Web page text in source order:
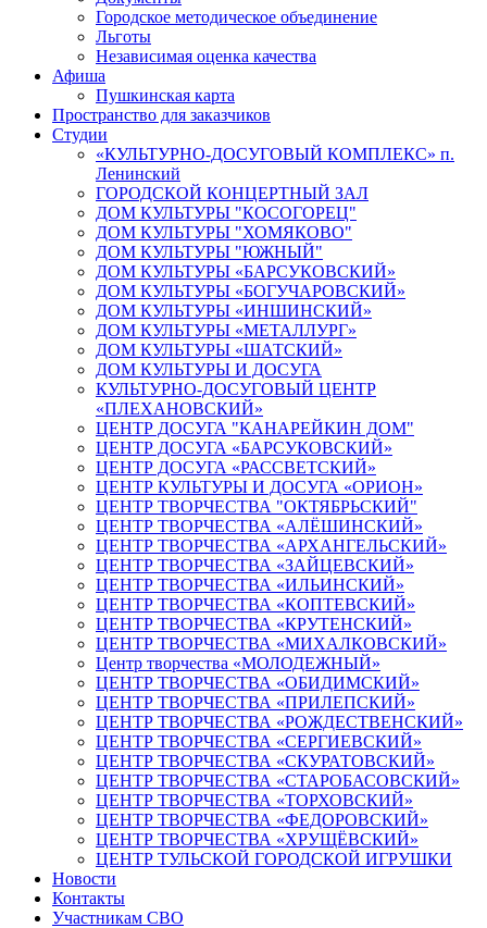
Городское методическое объединение
Льготы
Независимая оценка качества
Афиша
Пушкинская карта
Пространство для заказчиков
Студии
«КУЛЬТУРНО-ДОСУГОВЫЙ КОМПЛЕКС» п.
Ленинский
ГОРОДСКОЙ КОНЦЕРТНЫЙ ЗАЛ
ДОМ КУЛЬТУРЫ "КОСОГОРЕЦ"
ДОМ КУЛЬТУРЫ "ХОМЯКОВО"
ДОМ КУЛЬТУРЫ "ЮЖНЫЙ"
ДОМ КУЛЬТУРЫ «БАРСУКОВСКИЙ»
ДОМ КУЛЬТУРЫ «БОГУЧАРОВСКИЙ»
ДОМ КУЛЬТУРЫ «ИНШИНСКИЙ»
ДОМ КУЛЬТУРЫ «МЕТАЛЛУРГ»
ДОМ КУЛЬТУРЫ «ШАТСКИЙ»
ДОМ КУЛЬТУРЫ И ДОСУГА
КУЛЬТУРНО-ДОСУГОВЫЙ ЦЕНТР
«ПЛЕХАНОВСКИЙ»
ЦЕНТР ДОСУГА "КАНАРЕЙКИН ДОМ"
ЦЕНТР ДОСУГА «БАРСУКОВСКИЙ»
ЦЕНТР ДОСУГА «РАССВЕТСКИЙ»
ЦЕНТР КУЛЬТУРЫ И ДОСУГА «ОРИОН»
ЦЕНТР ТВОРЧЕСТВА "ОКТЯБРЬСКИЙ"
ЦЕНТР ТВОРЧЕСТВА «АЛЁШИНСКИЙ»
ЦЕНТР ТВОРЧЕСТВА «АРХАНГЕЛЬСКИЙ»
ЦЕНТР ТВОРЧЕСТВА «ЗАЙЦЕВСКИЙ»
ЦЕНТР ТВОРЧЕСТВА «ИЛЬИНСКИЙ»
ЦЕНТР ТВОРЧЕСТВА «КОПТЕВСКИЙ»
ЦЕНТР ТВОРЧЕСТВА «КРУТЕНСКИЙ»
ЦЕНТР ТВОРЧЕСТВА «МИХАЛКОВСКИЙ»
Центр творчества «МОЛОДЕЖНЫЙ»
ЦЕНТР ТВОРЧЕСТВА «ОБИДИМСКИЙ»
ЦЕНТР ТВОРЧЕСТВА «ПРИЛЕПСКИЙ»
ЦЕНТР ТВОРЧЕСТВА «РОЖДЕСТВЕНСКИЙ»
ЦЕНТР ТВОРЧЕСТВА «СЕРГИЕВСКИЙ»
ЦЕНТР ТВОРЧЕСТВА «СКУРАТОВСКИЙ»
ЦЕНТР ТВОРЧЕСТВА «СТАРОБАСОВСКИЙ»
ЦЕНТР ТВОРЧЕСТВА «ТОРХОВСКИЙ»
ЦЕНТР ТВОРЧЕСТВА «ФЕДОРОВСКИЙ»
ЦЕНТР ТВОРЧЕСТВА «ХРУЩЁВСКИЙ»
ЦЕНТР ТУЛЬСКОЙ ГОРОДСКОЙ ИГРУШКИ
Новости
Контакты
Участникам СВО